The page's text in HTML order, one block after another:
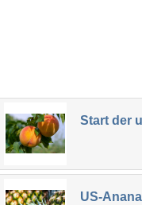
Start der
US-